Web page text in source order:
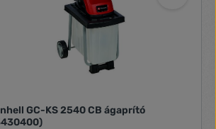
fordulatszám: 3800 perc ^ -1 Max.
40 mm Catch box kapacitás: 55 L
LWA: 106 dB (A)
GC-KS 2540 CB ágaprító